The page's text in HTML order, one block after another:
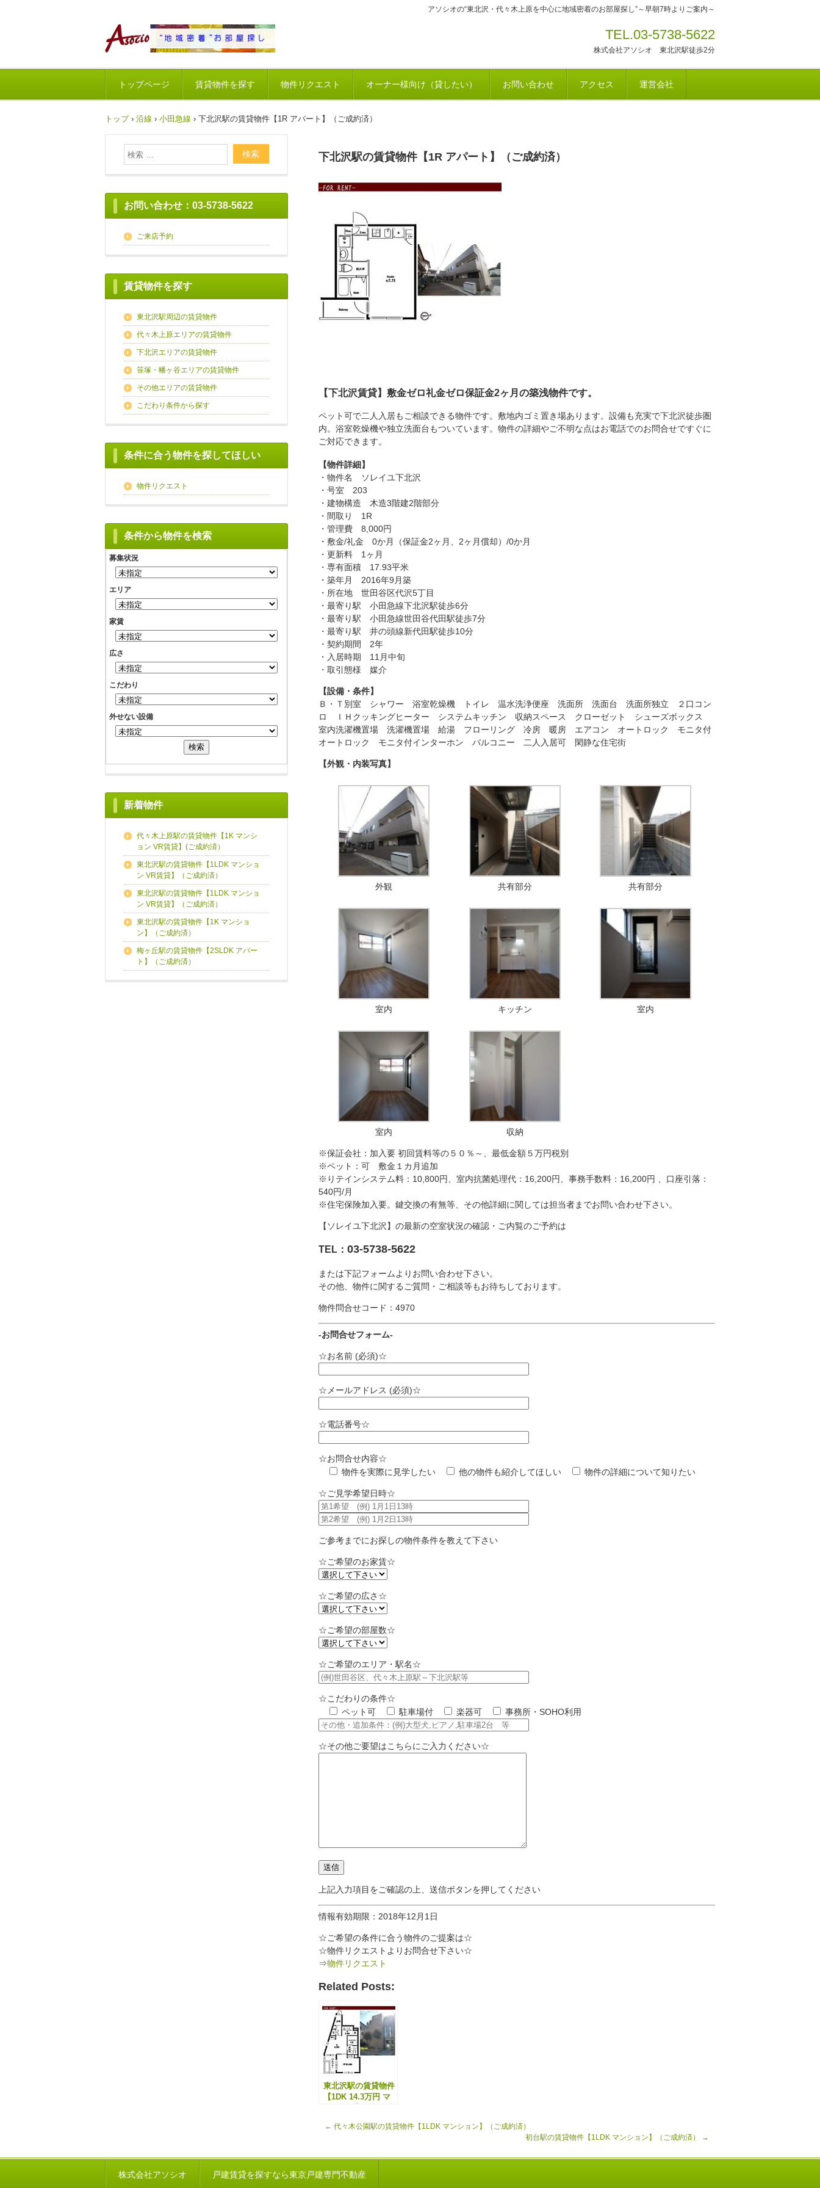
アソシオの“東北沢・代々木上原を中心に地域密着のお部屋探し”～早朝7時よりご案内～
TEL.03-5738-5622
株式会社アソシオ 東北沢駅徒歩2分
トップページ 賃貸物件を探す 物件リクエスト オーナー様向け（貸したい） お問い合わせ アクセス 運営会社
トップ › 沿線 › 小田急線 › 下北沢駅の賃貸物件【1R アパート】（ご成約済）
下北沢駅の賃貸物件【1R アパート】（ご成約済）
【下北沢賃貸】敷金ゼロ礼金ゼロ保証金2ヶ月の築浅物件です。
ペット可で二人入居もご相談できる物件です。敷地内ゴミ置き場あります。設備も充実で下北沢徒歩圏
内。浴室乾燥機や独立洗面台もついています。物件の詳細やご不明な点はお電話でのお問合せですぐに
ご対応できます。
【物件詳細】
・物件名 ソレイユ下北沢
・号室 203
・建物構造 木造3階建2階部分
・間取り 1R
・管理費 8,000円
・敷金/礼金 0か月（保証金2ヶ月、2ヶ月償却）/0か月
・更新料 1ヶ月
・専有面積 17.93平米
・築年月 2016年9月築
・所在地 世田谷区代沢5丁目
・最寄り駅 小田急線下北沢駅徒歩6分
・最寄り駅 小田急線世田谷代田駅徒歩7分
・最寄り駅 井の頭線新代田駅徒歩10分
・契約期間 2年
・入居時期 11月中旬
・取引態様 媒介
【設備・条件】
Ｂ・Ｔ別室 シャワー 浴室乾燥機 トイレ 温水洗浄便座 洗面所 洗面台 洗面所独立 ２口コン
ロ ＩＨクッキングヒーター システムキッチン 収納スペース クローゼット シューズボックス
室内洗濯機置場 洗濯機置場 給湯 フローリング 冷房 暖房 エアコン オートロック モニタ付
オートロック モニタ付インターホン バルコニー 二人入居可 閑静な住宅街
【外観・内装写真】
外観 共有部分 共有部分
室内 キッチン 室内
室内 収納
※保証会社：加入要 初回賃料等の５０％～、最低金額５万円税別
※ペット：可 敷金１カ月追加
※りテインシステム料：10,800円、室内抗菌処理代：16,200円、事務手数料：16,200円 、口座引落：
540円/月
※住宅保険加入要。鍵交換の有無等、その他詳細に関しては担当者までお問い合わせ下さい。
【ソレイユ下北沢】の最新の空室状況の確認・ご内覧のご予約は
TEL： 03-5738-5622
または下記フォームよりお問い合わせ下さい。
その他、物件に関するご質問・ご相談等もお待ちしております。
物件問合せコード：4970
-お問合せフォーム-
☆お名前 (必須)☆
☆メールアドレス (必須)☆
☆電話番号☆
☆お問合せ内容☆
物件を実際に見学したい
他の物件も紹介してほしい 物件の詳細について知りたい
☆ご見学希望日時☆
ご参考までにお探しの物件条件を教えて下さい
☆ご希望のお家賃☆
☆ご希望の広さ☆
☆ご希望の部屋数☆
☆ご希望のエリア・駅名☆
☆こだわりの条件☆
ペット可
駐車場付 楽器可 事務所・SOHO利用
☆その他ご要望はこちらにご入力ください☆
上記入力項目をご確認の上、送信ボタンを押してください
情報有効期限：2018年12月1日
☆ご希望の条件に合う物件のご提案は☆
☆物件リクエストよりお問合せ下さい☆
⇒物件リクエスト
Related Posts:
東北沢駅の賃貸物件
【1DK 14.3万円 マ
← 代々木公園駅の賃貸物件【1LDK マンション】（ご成約済）
初台駅の賃貸物件【1LDK マンション】（ご成約済）
→
お問い合わせ：03-5738-5622
ご来店予約
賃貸物件を探す
東北沢駅周辺の賃貸物件
代々木上原エリアの賃貸物件
下北沢エリアの賃貸物件
笹塚・幡ヶ谷エリアの賃貸物件
その他エリアの賃貸物件
こだわり条件から探す
条件に合う物件を探してほしい
物件リクエスト
条件から物件を検索
募集状況
エリア
家賃
広さ
こだわり
外せない設備
新着物件
代々木上原駅の賃貸物件【1K マンシ
ョン VR賃貸】(ご成約済）
東北沢駅の賃貸物件【1LDK マンショ
ン VR賃貸】（ご成約済）
東北沢駅の賃貸物件【1LDK マンショ
ン VR賃貸】（ご成約済）
東北沢駅の賃貸物件【1K マンショ
ン】（ご成約済）
梅ヶ丘駅の賃貸物件【2SLDK アパー
ト】（ご成約済）
株式会社アソシオ 戸建賃貸を探すなら東京戸建専門不動産